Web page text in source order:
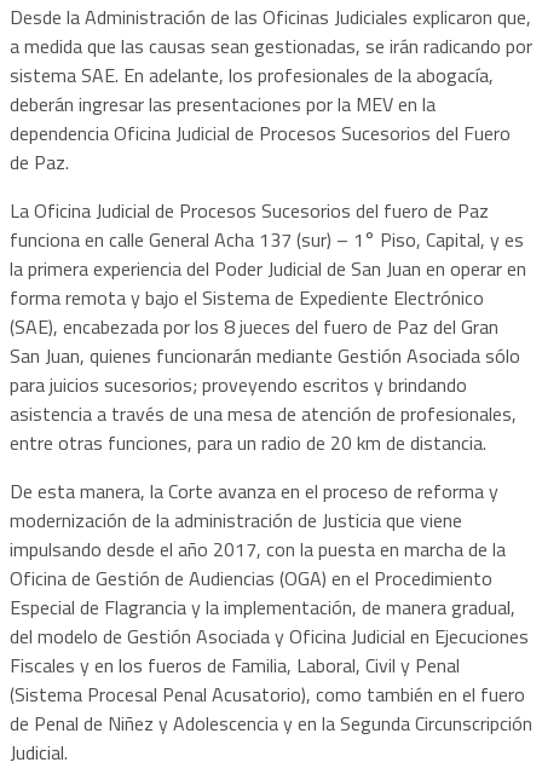
Desde la Administración de las Oficinas Judiciales explicaron que,
a medida que las causas sean gestionadas, se irán radicando por
sistema SAE. En adelante, los profesionales de la abogacía,
deberán ingresar las presentaciones por la MEV en la
dependencia Oficina Judicial de Procesos Sucesorios del Fuero
de Paz.
La Oficina Judicial de Procesos Sucesorios del fuero de Paz
funciona en calle General Acha 137 (sur) – 1° Piso, Capital, y es
la primera experiencia del Poder Judicial de San Juan en operar en
forma remota y bajo el Sistema de Expediente Electrónico
(SAE), encabezada por los 8 jueces del fuero de Paz del Gran
San Juan, quienes funcionarán mediante Gestión Asociada sólo
para juicios sucesorios; proveyendo escritos y brindando
asistencia a través de una mesa de atención de profesionales,
entre otras funciones, para un radio de 20 km de distancia.
De esta manera, la Corte avanza en el proceso de reforma y
modernización de la administración de Justicia que viene
impulsando desde el año 2017, con la puesta en marcha de la
Oficina de Gestión de Audiencias (OGA) en el Procedimiento
Especial de Flagrancia y la implementación, de manera gradual,
del modelo de Gestión Asociada y Oficina Judicial en Ejecuciones
Fiscales y en los fueros de Familia, Laboral, Civil y Penal
(Sistema Procesal Penal Acusatorio), como también en el fuero
de Penal de Niñez y Adolescencia y en la Segunda Circunscripción
Judicial.